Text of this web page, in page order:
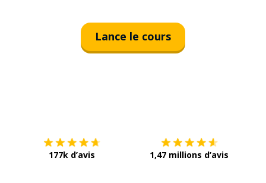
Lance le cours
177k d’avis 1,47 millions d’avis